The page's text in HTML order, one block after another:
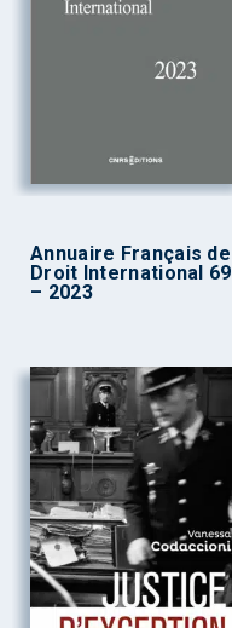
Annuaire Français de
Droit International 69
– 2023